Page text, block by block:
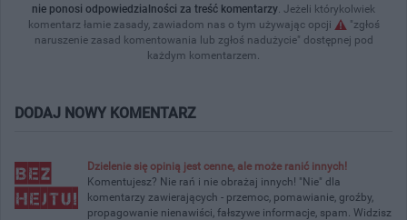
nie ponosi odpowiedzialności za treść komentarzy. Jeżeli którykolwiek
komentarz łamie zasady, zawiadom nas o tym używając opcji
"zgłoś
naruszenie zasad komentowania lub zgłoś nadużycie" dostępnej pod
każdym komentarzem.
DODAJ NOWY KOMENTARZ
Dzielenie się opinią jest cenne, ale może ranić innych!
Komentujesz? Nie rań i nie obrażaj innych! "Nie" dla
komentarzy zawierających - przemoc, pomawianie, groźby,
propagowanie nienawiści, fałszywe informacje, spam. Widzisz